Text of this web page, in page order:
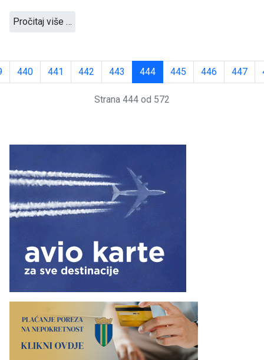
Pročitaj više …
440 441 442 443 444 445 446 447
Strana 444 od 572